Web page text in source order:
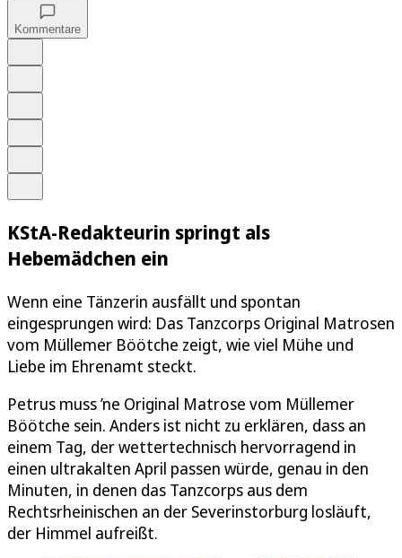
Kommentare
KStA-Redakteurin springt als
Hebemädchen ein
Wenn eine Tänzerin ausfällt und spontan
eingesprungen wird: Das Tanzcorps Original Matrosen
vom Müllemer Böötche zeigt, wie viel Mühe und
Liebe im Ehrenamt steckt.
Petrus muss ’ne Original Matrose vom Müllemer
Böötche sein. Anders ist nicht zu erklären, dass an
einem Tag, der wettertechnisch hervorragend in
einen ultrakalten April passen würde, genau in den
Minuten, in denen das Tanzcorps aus dem
Rechtsrheinischen an der Severinstorburg losläuft,
der Himmel aufreißt.